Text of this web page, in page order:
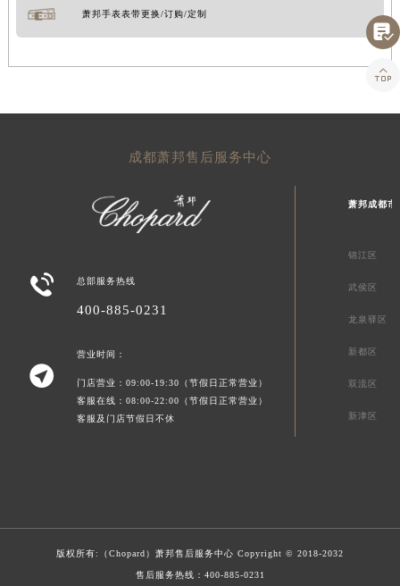
萧邦手表表带更换/订购/定制
成都萧邦售后服务中心
 总部服务热线
400-885-0231

营业时间：
门店营业：09:00-19:30（节假日正常营业）
客服在线：08:00-22:00（节假日正常营业）
客服及门店节假日不休
萧邦成都市
锦江区
武侯区
龙泉驿区
新都区
双流区
新津区
版权所有:（Chopard） 萧邦售后服务中心 Copyright © 2018-2032
售后服务热线： 400-885-0231

